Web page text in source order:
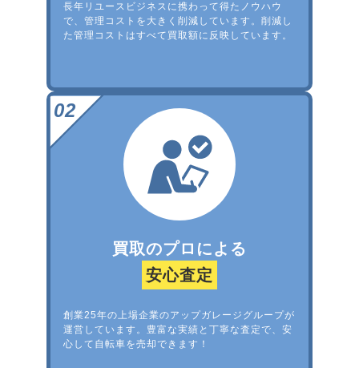
長年リユースビジネスに携わって得たノウハウ
で、管理コストを大きく削減しています。削減し
た管理コストはすべて買取額に反映しています。
買取のプロによる
安心査定
創業25年の上場企業のアップガレージグループが
運営しています。豊富な実績と丁寧な査定で、安
心して自転車を売却できます！